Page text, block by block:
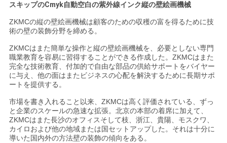
絡
し
な
さ
い
ニ
スキップのCmyk自動空白の紫外線インク縦の壁絵画機械
ZKMCの縦の壁絵画機械は顧客のための収穫の富を得るために技
術の壁の装飾分野を締める。
ZKMCはまた簡単な操作と縦の壁絵画機械を、必要としない専門
職業教育を容易に習得することができる作成した。ZKMCはまた
完全な技術教育、付加的で自由な部品の供給サポートをバイヤー
に与え、他の面はまたビジネスの心配を解決するために長期サポ
ートを提供する。
市場を書き入れること以来、ZKMCは高く評価されている、ずっ
と企業のスケールの急速な拡張。北京の本部の着席に加えて、
ZKMCはまた長沙のオフィスそして枝、浙江、貴陽、モスクワ、
カイロおよび他の地域または国セットアップした。それは十分に
導いた国内外の方法壁の装飾の傾向をある。